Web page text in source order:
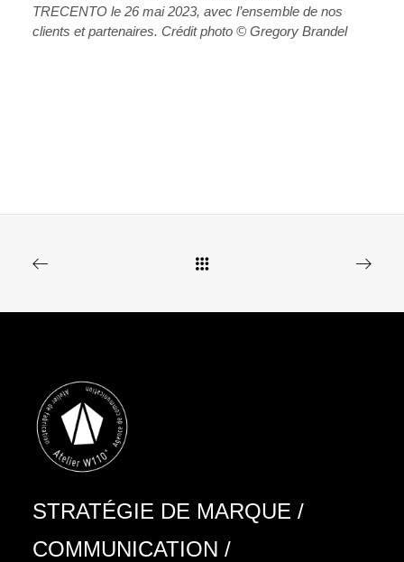
TRECENTO le 26 mai 2023, avec l’ensemble de nos
clients et partenaires. Crédit photo © Gregory Brandel
STRATÉGIE DE MARQUE /
COMMUNICATION /